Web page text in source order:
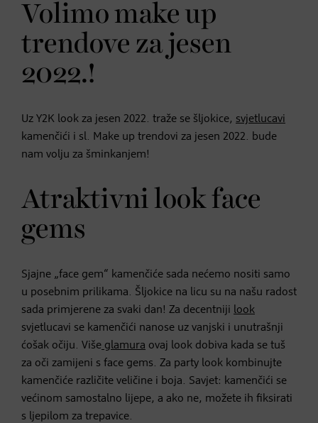
Volimo make up
trendove za jesen
2022.!
Uz Y2K look za jesen 2022. traže se šljokice, svjetlucavi
kamenčići i sl. Make up trendovi za jesen 2022. bude
nam volju za šminkanjem!
Atraktivni look face
gems
Sjajne „face gem“ kamenčiće sada nećemo nositi samo
u posebnim prilikama. Šljokice na licu su na našu radost
sada primjerene za svaki dan! Za decentniji look
svjetlucavi se kamenčići nanose uz vanjski i unutrašnji
ćošak očiju. Više glamura ovaj look dobiva kada se tuš
za oči zamijeni s face gems. Za party look kombinujte
kamenčiće različite veličine i boja. Savjet: kamenčići se
većinom samostalno lijepe, a ako ne, možete ih fiksirati
s ljepilom za trepavice.